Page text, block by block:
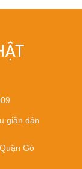
giãn dân
Gò